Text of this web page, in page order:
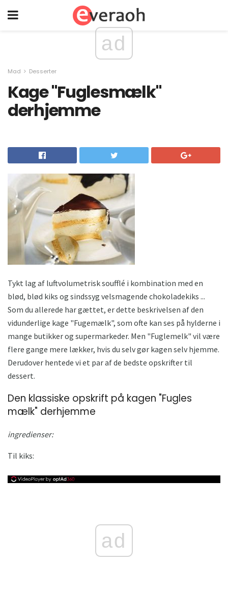
ad
Mad Desserter
Kage "Fuglesmælk"
derhjemme
Tykt lag af luftvolumetrisk soufflé i kombination med en
blød, blød kiks og sindssyg velsmagende chokoladekiks ...
Som du allerede har gættet, er dette beskrivelsen af ​​den
vidunderlige kage "Fugemælk", som ofte kan ses på hylderne i
mange butikker og supermarkeder. Men "Fuglemelk" vil være
flere gange mere lækker, hvis du selv gør kagen selv hjemme.
Derudover hentede vi et par af de bedste opskrifter til
dessert.
Den klassiske opskrift på kagen "Fugles
mælk" derhjemme
ingredienser:
Til kiks:
ad